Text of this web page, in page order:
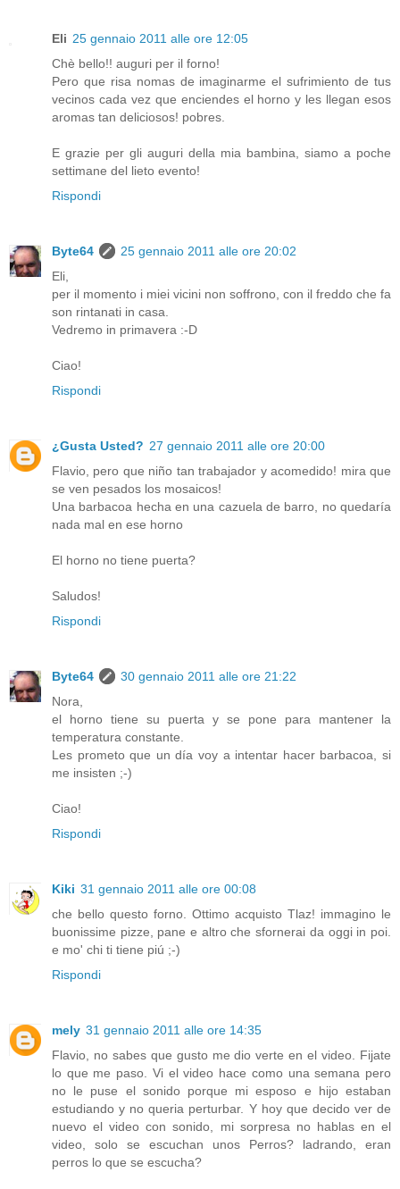
Eli 25 gennaio 2011 alle ore 12:05
Chè bello!! auguri per il forno!
Pero que risa nomas de imaginarme el sufrimiento de tus
vecinos cada vez que enciendes el horno y les llegan esos
aromas tan deliciosos! pobres.
E grazie per gli auguri della mia bambina, siamo a poche
settimane del lieto evento!
Rispondi
Byte64
25 gennaio 2011 alle ore 20:02
Eli,
per il momento i miei vicini non soffrono, con il freddo che fa
son rintanati in casa.
Vedremo in primavera :-D
Ciao!
Rispondi
¿Gusta Usted? 27 gennaio 2011 alle ore 20:00
Flavio, pero que niño tan trabajador y acomedido! mira que
se ven pesados los mosaicos!
Una barbacoa hecha en una cazuela de barro, no quedaría
nada mal en ese horno
El horno no tiene puerta?
Saludos!
Rispondi
Byte64
30 gennaio 2011 alle ore 21:22
Nora,
el horno tiene su puerta y se pone para mantener la
temperatura constante.
Les prometo que un día voy a intentar hacer barbacoa, si
me insisten ;-)
Ciao!
Rispondi
Kiki 31 gennaio 2011 alle ore 00:08
che bello questo forno. Ottimo acquisto Tlaz! immagino le
buonissime pizze, pane e altro che sfornerai da oggi in poi.
e mo' chi ti tiene piú ;-)
Rispondi
mely 31 gennaio 2011 alle ore 14:35
Flavio, no sabes que gusto me dio verte en el video. Fijate
lo que me paso. Vi el video hace como una semana pero
no le puse el sonido porque mi esposo e hijo estaban
estudiando y no queria perturbar. Y hoy que decido ver de
nuevo el video con sonido, mi sorpresa no hablas en el
video, solo se escuchan unos Perros? ladrando, eran
perros lo que se escucha?